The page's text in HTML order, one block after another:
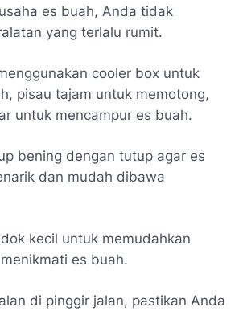
es buah, Anda tidak
yang terlalu rumit.
cooler box untuk
pisau tajam untuk memotong,
untuk mencampur es buah.
bening dengan tutup agar es
dan mudah dibawa
kecil untuk memudahkan
es buah.
di pinggir jalan, pastikan Anda